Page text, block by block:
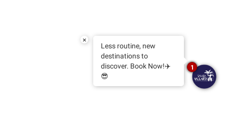
×
Less routine, new
destinations to
discover. Book Now!✈️
😎
1